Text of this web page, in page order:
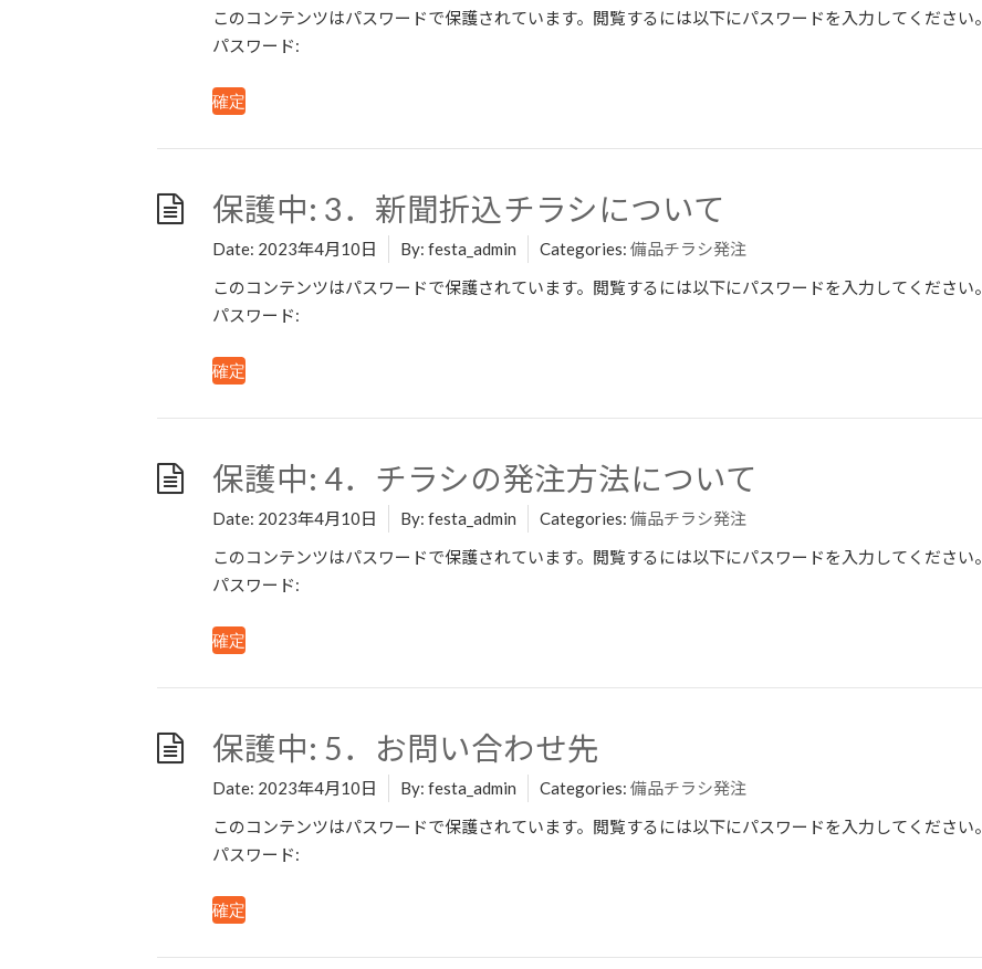
このコンテンツはパスワードで保護されています。閲覧するには以下にパスワードを入力してください。
パスワード:
保護中: 3．新聞折込チラシについて
Date: 2023年4月10日 By: festa_admin Categories: 備品チラシ発注
このコンテンツはパスワードで保護されています。閲覧するには以下にパスワードを入力してください。
パスワード:
保護中: 4．チラシの発注方法について
Date: 2023年4月10日 By: festa_admin Categories: 備品チラシ発注
このコンテンツはパスワードで保護されています。閲覧するには以下にパスワードを入力してください。
パスワード:
保護中: 5．お問い合わせ先
Date: 2023年4月10日 By: festa_admin Categories: 備品チラシ発注
このコンテンツはパスワードで保護されています。閲覧するには以下にパスワードを入力してください。
パスワード: